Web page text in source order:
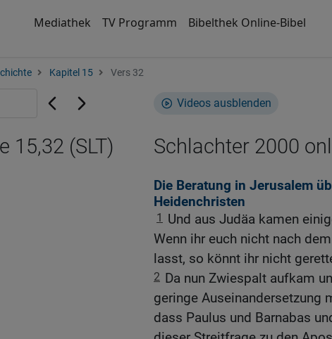
Mediathek TV Programm Bibelthek Online-Bibel
Kapitel 15 Vers 32
Videos ausblenden
Schlachter 2000
Die Beratung in Jerusalem
Heidenchristen
1
Und aus Judäa kamen
Wenn ihr euch nicht nach
lasst, so könnt ihr nicht
2 Da nun Zwiespalt aufkam
geringe Auseinandersetzung
dass Paulus und Barnabas
15,32 (SLT)